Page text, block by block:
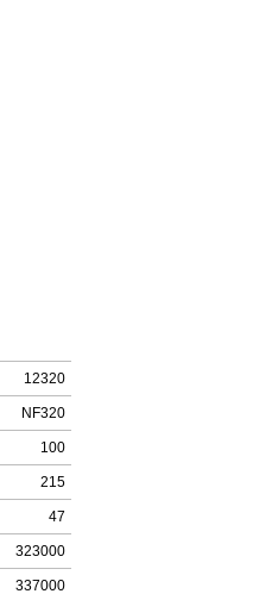
12320
NF320
100
215
47
323000
337000